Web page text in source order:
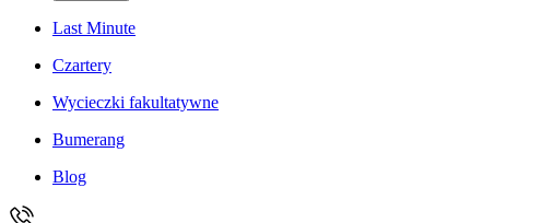
Last Minute
Czartery
Wycieczki fakultatywne
Bumerang
Blog